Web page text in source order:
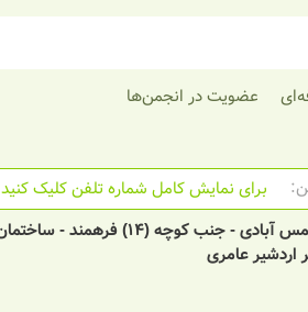
عضویت در انجمن‌ها
برای نمایش کامل شماره تلفن کلیک کنید
اردشیر عامری